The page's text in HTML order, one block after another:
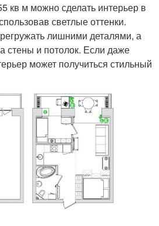
кв м можно сделать интерьер в
светлые оттенки.
лишними деталями, а
стены и потолок. Если даже
может получиться стильный